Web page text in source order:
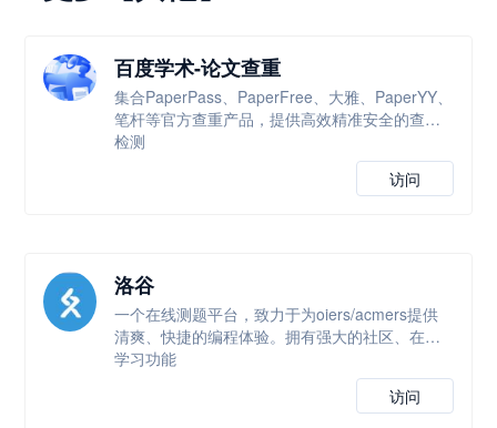
百度学术-论文查重
集合PaperPass、PaperFree、大雅、PaperYY、
笔杆等官方查重产品，提供高效精准安全的查重
检测
访问
洛谷
一个在线测题平台，致力于为oiers/acmers提供
清爽、快捷的编程体验。拥有强大的社区、在线
学习功能
访问